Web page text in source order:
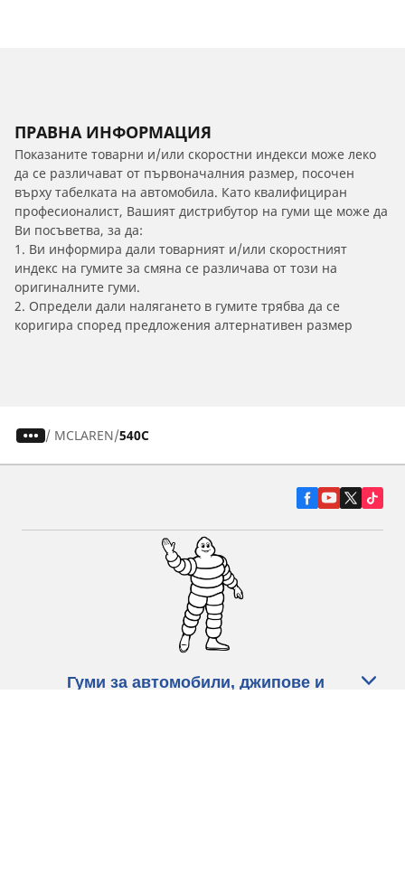
ПРАВНА ИНФОРМАЦИЯ
Показаните товарни и/или скоростни индекси може леко
да се различават от първоначалния размер, посочен
върху табелката на автомобила. Като квалифициран
професионалист, Вашият дистрибутор на гуми ще може да
Ви посъветва, за да:
1. Ви информира дали товарният и/или скоростният
индекс на гумите за смяна се различава от този на
оригиналните гуми.
2. Определи дали налягането в гумите трябва да се
коригира според предложения алтернативен размер
/ MCLAREN 540C
Гуми за автомобили, джипове и